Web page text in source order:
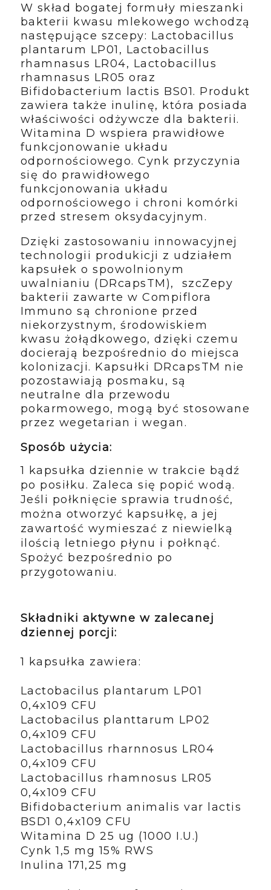
W skład bogatej formuły mieszanki
bakterii kwasu mlekowego wchodzą
następujące szcepy: Lactobacillus
plantarum LP01, Lactobacillus
rhamnasus LR04, Lactobacillus
rhamnasus LR05 oraz
Bifidobacterium lactis BS01. Produkt
zawiera także inulinę, która posiada
właściwości odżywcze dla bakterii.
Witamina D wspiera prawidłowe
funkcjonowanie układu
odpornościowego. Cynk przyczynia
się do prawidłowego
funkcjonowania układu
odpornościowego i chroni komórki
przed stresem oksydacyjnym.
Dzięki zastosowaniu innowacyjnej
technologii produkicji z udziałem
kapsułek o spowolnionym
uwalnianiu (DRcapsTM), szcZepy
bakterii zawarte w Compiflora
Immuno są chronione przed
niekorzystnym, środowiskiem
kwasu żołądkowego, dzięki czemu
docierają bezpośrednio do miejsca
kolonizacji. Kapsułki DRcapsTM nie
pozostawiają posmaku, są
neutralne dla przewodu
pokarmowego, mogą być stosowane
przez wegetarian i wegan.
Sposób użycia:
1 kapsułka dziennie w trakcie bądź
po posiłku. Zaleca się popić wodą.
Jeśli połknięcie sprawia trudność,
można otworzyć kapsułkę, a jej
zawartość wymieszać z niewielką
ilością letniego płynu i połknąć.
Spożyć bezpośrednio po
przygotowaniu.
Składniki aktywne w zalecanej
dziennej porcji:
1 kapsułka zawiera:
Lactobacilus plantarum LP01
0,4x109 CFU
Lactobacilus planttarum LP02
0,4x109 CFU
Lactobacillus rharnnosus LR04
0,4x109 CFU
Lactobacillus rhamnosus LR05
0,4x109 CFU
Bifidobacterium animalis var lactis
BSD1 0,4x109 CFU
Witamina D 25 ug (1000 I.U.)
Cynk 1,5 mg 15% RWS
Inulina 171,25 mg